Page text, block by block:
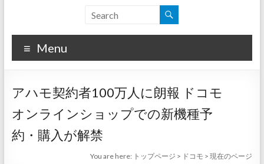
バ
イ
ル
び
よ
り
ビュ
ホ値
下げ
が分
Menu
アハモ契約者100万人に朗報 ドコモ
オンラインショップでの新機種予
約・購入が解禁
You are here: トップページ > ドコモ >現在のページ